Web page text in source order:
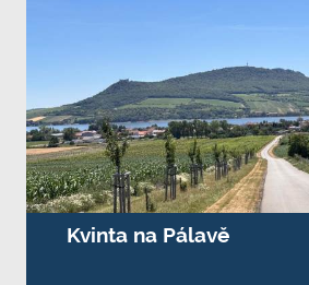
Kvinta na Pálavě